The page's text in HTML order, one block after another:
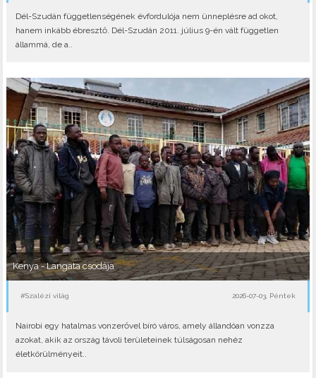
Dél-Szudán függetlenségének évfordulója nem ünneplésre ad okot,
hanem inkább ébresztő. Dél-Szudán 2011. július 9-én vált független
állammá, de a..
Kenya - Langata csodája
#Szalézi világ 2026-07-03, Péntek
Nairobi egy hatalmas vonzerővel bíró város, amely állandóan vonzza
azokat, akik az ország távoli területeinek túlságosan nehéz
életkörülményeit..